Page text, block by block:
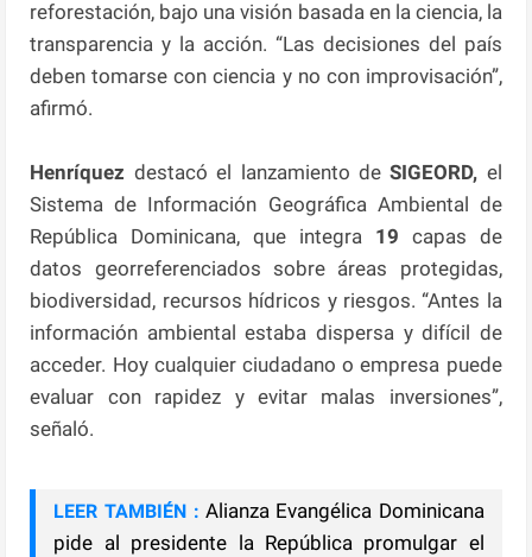
reforestación, bajo una visión basada en la ciencia, la
transparencia y la acción. “Las decisiones del país
deben tomarse con ciencia y no con improvisación”,
afirmó.
Henríquez destacó el lanzamiento deSIGEORD, el
Sistema de Información Geográfica Ambiental de
República Dominicana, que integra 19 capas de
datos georreferenciados sobre áreas protegidas,
biodiversidad, recursos hídricos y riesgos. “Antes la
información ambiental estaba dispersa y difícil de
acceder. Hoy cualquier ciudadano o empresa puede
evaluar con rapidez y evitar malas inversiones”,
señaló.
LEER TAMBIÉN : Alianza Evangélica Dominicana
pide al presidente la República promulgar el